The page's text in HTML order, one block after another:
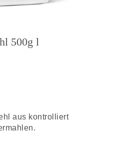
500g l
aus kontrolliert